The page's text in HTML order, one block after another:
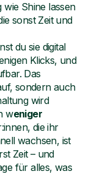
Shine lassen
sonst Zeit und
du sie digital
Klicks, und
Das
sondern auch
wird
weniger
die ihr
wachsen, ist
Zeit – und
für alles, was